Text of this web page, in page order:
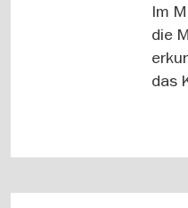
Im
die
das